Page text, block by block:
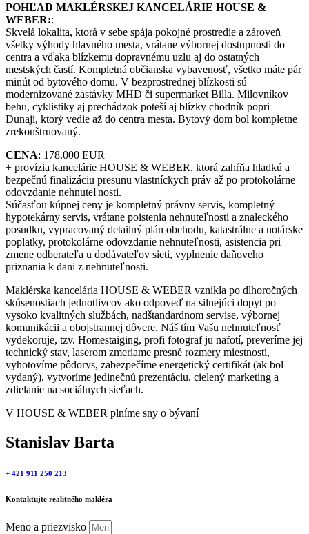
POHĽAD MAKLÉRSKEJ KANCELÁRIE HOUSE &
WEBER::
Skvelá lokalita, ktorá v sebe spája pokojné prostredie a zároveň
všetky výhody hlavného mesta, vrátane výbornej dostupnosti do
centra a vďaka blízkemu dopravnému uzlu aj do ostatných
mestských častí. Kompletná občianska vybavenosť, všetko máte pár
minút od bytového domu. V bezprostrednej blízkosti sú
modernizované zastávky MHD či supermarket Billa. Milovníkov
behu, cyklistiky aj prechádzok poteší aj blízky chodník popri
Dunaji, ktorý vedie až do centra mesta. Bytový dom bol kompletne
zrekonštruovaný.
CENA: 178.000 EUR
+ provízia kancelárie HOUSE & WEBER, ktorá zahŕňa hladkú a
bezpečnú finalizáciu presunu vlastníckych práv až po protokolárne
odovzdanie nehnuteľnosti.
Súčasťou kúpnej ceny je kompletný právny servis, kompletný
hypotekárny servis, vrátane poistenia nehnuteľnosti a znaleckého
posudku, vypracovaný detailný plán obchodu, katastrálne a notárske
poplatky, protokolárne odovzdanie nehnuteľnosti, asistencia pri
zmene odberateľa u dodávateľov sieti, vyplnenie daňoveho
priznania k dani z nehnuteľnosti.
Maklérska kancelária HOUSE & WEBER vznikla po dlhoročných
skúsenostiach jednotlivcov ako odpoveď na silnejúci dopyt po
vysoko kvalitných službách, nadštandardnom servise, výbornej
komunikácii a obojstrannej dôvere. Náš tím Vašu nehnuteľnosť
vydekoruje, tzv. Homestaiging, profi fotograf ju nafotí, preveríme jej
technický stav, laserom zmeriame presné rozmery miestností,
vyhotovíme pôdorys, zabezpečíme energetický certifikát (ak bol
vydaný), vytvoríme jedinečnú prezentáciu, cielený marketing a
zdielanie na sociálnych sieťach.
V HOUSE & WEBER plníme sny o bývaní
Stanislav Barta
+ 421 911 250 213
Kontaktujte realitného makléra
Meno a priezvisko